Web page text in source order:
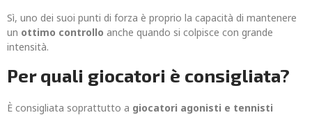
Sì, uno dei suoi punti di forza è proprio la capacità di mantenere
un ottimo controllo anche quando si colpisce con grande
intensità.
Per quali giocatori è consigliata?
È consigliata soprattutto a giocatori agonisti e tennisti